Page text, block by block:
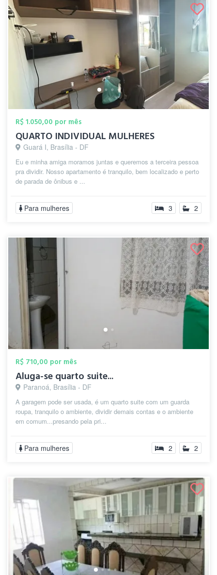
R$ 1.050,00 por mês
QUARTO INDIVIDUAL MULHERES
Guará I, Brasília - DF
Eu e minha amiga moramos juntas e queremos a terceira pessoa
pra dividir. Nosso apartamento é tranquilo, bem localizado e perto
de parada de ônibus e ...
Para mulheres 3 2
R$ 710,00 por mês
Aluga-se quarto suite...
Paranoá, Brasília - DF
A garagem pode ser usada, é um quarto suite com um guarda
roupa, tranquilo o ambiente, dividir demais contas e o ambiente
em comum...presando pela pri...
Para mulheres 2 2